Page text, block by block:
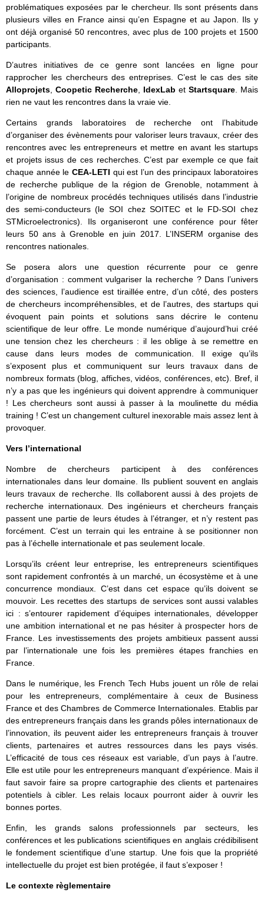
problématiques exposées par le chercheur. Ils sont présents dans
plusieurs villes en France ainsi qu’en Espagne et au Japon. Ils y
ont déjà organisé 50 rencontres, avec plus de 100 projets et 1500
participants.
D’autres initiatives de ce genre sont lancées en ligne pour
rapprocher les chercheurs des entreprises. C’est le cas des site
Alloprojets Coopetic Recherche IdexLab et Startsquare . Mais
rien ne vaut les rencontres dans la vraie vie.
Certains grands laboratoires de recherche ont l’habitude
d’organiser des évènements pour valoriser leurs travaux, créer des
rencontres avec les entrepreneurs et mettre en avant les startups
et projets issus de ces recherches. C’est par exemple ce que fait
chaque année le CEA-LETI qui est l’un des principaux laboratoires
de recherche publique de la région de Grenoble, notamment à
l’origine de nombreux procédés techniques utilisés dans l’industrie
des semi-conducteurs (le SOI chez SOITEC et le FD-SOI chez
STMicroelectronics). Ils organiseront une conférence pour fêter
leurs 50 ans à Grenoble en juin 2017. L’INSERM organise des
rencontres nationales.
Se posera alors une question récurrente pour ce genre
d’organisation : comment vulgariser la recherche ? Dans l’univers
des sciences, l’audience est tiraillée entre, d’un côté, des posters
de chercheurs incompréhensibles, et de l’autres, des startups qui
évoquent pain points et solutions sans décrire le contenu
scientifique de leur offre. Le monde numérique d’aujourd’hui créé
une tension chez les chercheurs : il les oblige à se remettre en
cause dans leurs modes de communication. Il exige qu’ils
s’exposent plus et communiquent sur leurs travaux dans de
nombreux formats (blog, affiches, vidéos, conférences, etc). Bref, il
n’y a pas que les ingénieurs qui doivent apprendre à communiquer
! Les chercheurs sont aussi à passer à la moulinette du média
training ! C’est un changement culturel inexorable mais assez lent à
provoquer.
Vers l’international
Nombre de chercheurs participent à des conférences
internationales dans leur domaine. Ils publient souvent en anglais
leurs travaux de recherche. Ils collaborent aussi à des projets de
recherche internationaux. Des ingénieurs et chercheurs français
passent une partie de leurs études à l’étranger, et n’y restent pas
forcément. C’est un terrain qui les entraine à se positionner non
pas à l’échelle internationale et pas seulement locale.
Lorsqu’ils créent leur entreprise, les entrepreneurs scientifiques
sont rapidement confrontés à un marché, un écosystème et à une
concurrence mondiaux. C’est dans cet espace qu’ils doivent se
mouvoir. Les recettes des startups de services sont aussi valables
ici : s’entourer rapidement d’équipes internationales, développer
une ambition international et ne pas hésiter à prospecter hors de
France. Les investissements des projets ambitieux passent aussi
par l’internationale une fois les premières étapes franchies en
France.
Dans le numérique, les French Tech Hubs jouent un rôle de relai
pour les entrepreneurs, complémentaire à ceux de Business
France et des Chambres de Commerce Internationales. Etablis par
des entrepreneurs français dans les grands pôles internationaux de
l’innovation, ils peuvent aider les entrepreneurs français à trouver
clients, partenaires et autres ressources dans les pays visés.
L’efficacité de tous ces réseaux est variable, d’un pays à l’autre.
Elle est utile pour les entrepreneurs manquant d’expérience. Mais il
faut savoir faire sa propre cartographie des clients et partenaires
potentiels à cibler. Les relais locaux pourront aider à ouvrir les
bonnes portes.
Enfin, les grands salons professionnels par secteurs, les
conférences et les publications scientifiques en anglais crédibilisent
le fondement scientifique d’une startup. Une fois que la propriété
intellectuelle du projet est bien protégée, il faut s’exposer !
Le contexte règlementaire